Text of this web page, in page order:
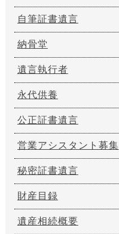
自筆証書遺言
納骨堂
遺言執行者
永代供養
公正証書遺言
営業アシスタント募集
秘密証書遺言
財産目録
遺産相続概要